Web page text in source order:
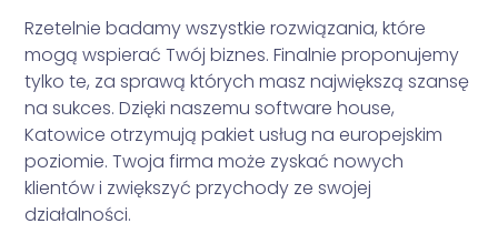
Rzetelnie badamy wszystkie rozwiązania, które
mogą wspierać Twój biznes. Finalnie proponujemy
tylko te, za sprawą których masz największą szansę
na sukces. Dzięki naszemu software house,
Katowice otrzymują pakiet usług na europejskim
poziomie. Twoja firma może zyskać nowych
klientów i zwiększyć przychody ze swojej
działalności.